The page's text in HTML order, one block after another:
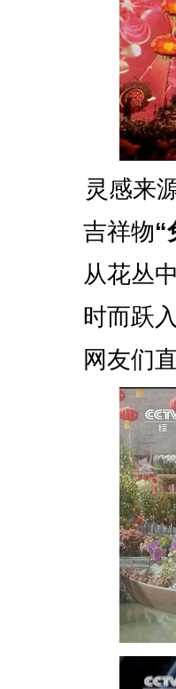
灵感来源
吉祥物“
从花丛中
时而跃入
网友们直